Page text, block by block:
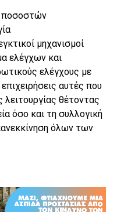
ποσοστών
μηχανισμοί
ελέγχων και
ελέγχους με
αυτές που
λειτουργίας θέτοντας
όσο και τη συλλογική
όλων των